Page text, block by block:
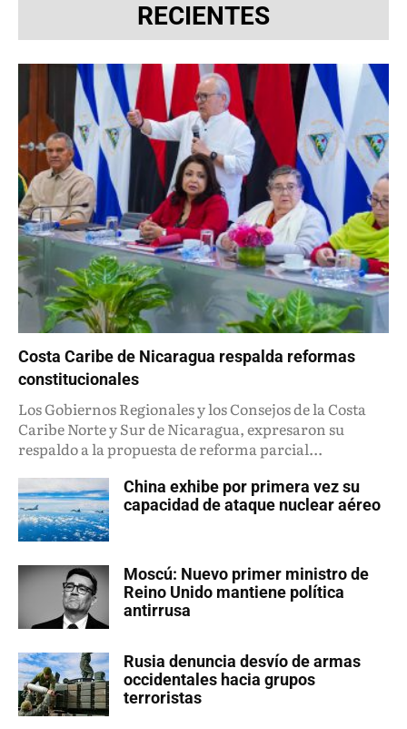
RECIENTES
Costa Caribe de Nicaragua respalda reformas
constitucionales
Los Gobiernos Regionales y los Consejos de la Costa
Caribe Norte y Sur de Nicaragua, expresaron su
respaldo a la propuesta de reforma parcial...
China exhibe por primera vez su
capacidad de ataque nuclear aéreo
Moscú: Nuevo primer ministro de
Reino Unido mantiene política
antirrusa
Rusia denuncia desvío de armas
occidentales hacia grupos
terroristas